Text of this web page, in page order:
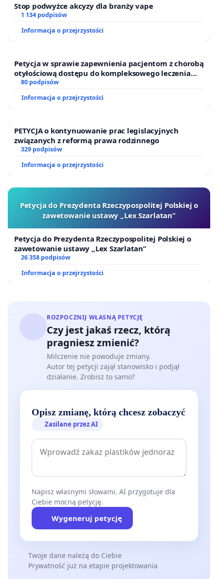
Stop podwyżce akcyzy dla branży vape
1 134 podpisów
Informacja o przejrzystości
Petycja w sprawie zapewnienia pacjentom z chorobą
otyłościową dostępu do kompleksowego leczenia
oraz programów profilaktycznych.
80 podpisów
Informacja o przejrzystości
PETYCJA o kontynuowanie prac legislacyjnych
związanych z reformą prawa rodzinnego
329 podpisów
Informacja o przejrzystości
Petycja do Prezydenta Rzeczypospolitej Polskiej o
zawetowanie ustawy „Lex Szarlatan”
Petycja do Prezydenta Rzeczypospolitej Polskiej o
zawetowanie ustawy „Lex Szarlatan”
26 358 podpisów
Informacja o przejrzystości
ROZPOCZNIJ WŁASNĄ PETYCJĘ
Czy jest jakaś rzecz, którą
pragniesz zmienić?
Milczenie nie powoduje zmiany.
Autor tej petycji zajął stanowisko i podjął
działanie. Zrobisz to samo?
Opisz zmianę, którą chcesz zobaczyć
Zasilane przez AI
Napisz własnymi słowami. AI przygotuje dla
Ciebie mocną petycję.
Wygeneruj petycję
Twoje dane należą do Ciebie
Prywatność już na etapie projektowania